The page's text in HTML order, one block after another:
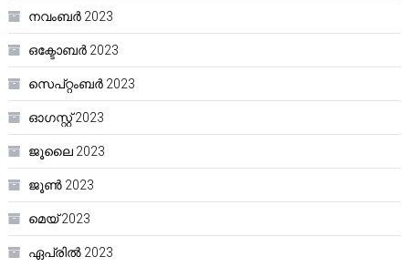
നവംബർ 2023
ഒക്ടോബർ 2023
സെപ്റ്റംബർ 2023
ഓഗസ്റ്റ്‌ 2023
ജൂലൈ 2023
ജൂൺ 2023
മെയ്‌ 2023
ഏപ്രിൽ 2023